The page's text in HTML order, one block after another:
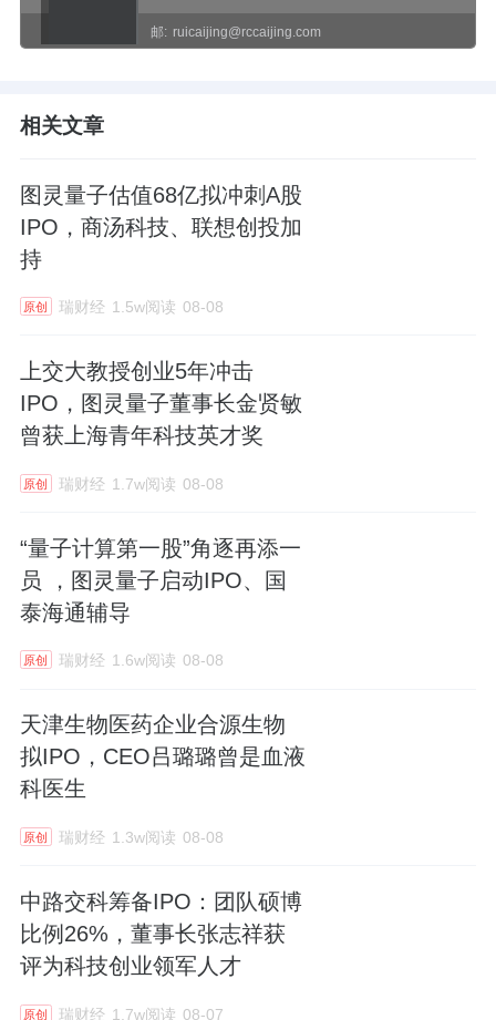
邮: ruicaijing@rccaijing.com
相关文章
图灵量子估值68亿拟冲刺A股
IPO，商汤科技、联想创投加
持
原创 瑞财经 1.5w阅读 08-08
上交大教授创业5年冲击
IPO，图灵量子董事长金贤敏
曾获上海青年科技英才奖
原创 瑞财经 1.7w阅读 08-08
“量子计算第一股”角逐再添一
员 ，图灵量子启动IPO、国
泰海通辅导
原创 瑞财经 1.6w阅读 08-08
天津生物医药企业合源生物
拟IPO，CEO吕璐璐曾是血液
科医生
原创 瑞财经 1.3w阅读 08-08
中路交科筹备IPO：团队硕博
比例26%，董事长张志祥获
评为科技创业领军人才
原创 瑞财经 1.7w阅读 08-07